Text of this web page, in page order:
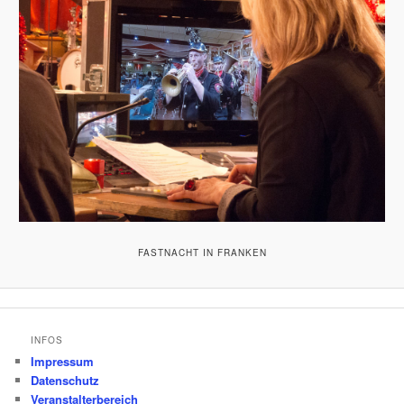
FASTNACHT IN FRANKEN
INFOS
Impressum
Datenschutz
Veranstalterbereich